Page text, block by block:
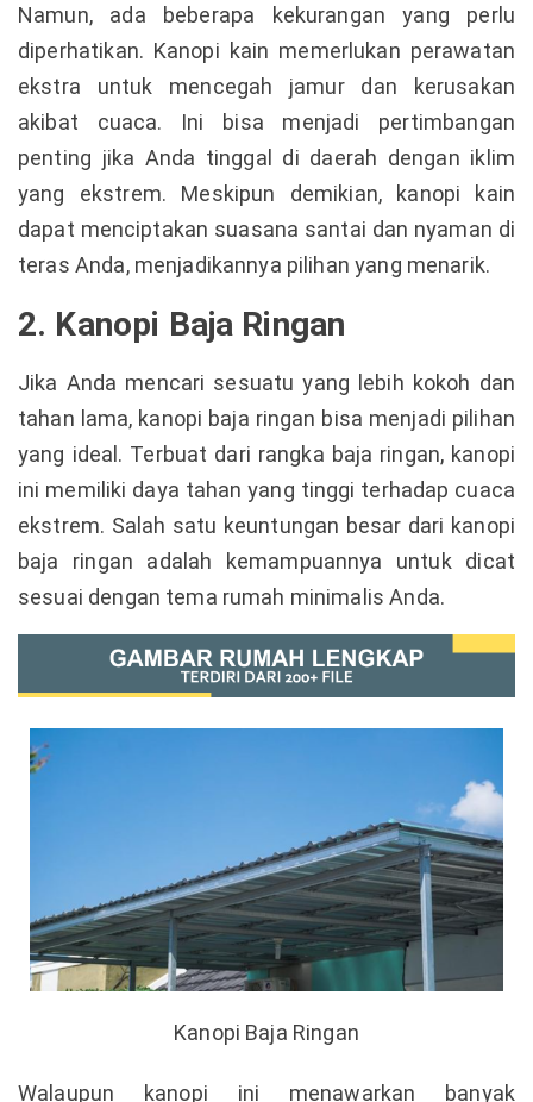
Namun, ada beberapa kekurangan yang perlu
diperhatikan. Kanopi kain memerlukan perawatan
ekstra untuk mencegah jamur dan kerusakan
akibat cuaca. Ini bisa menjadi pertimbangan
penting jika Anda tinggal di daerah dengan iklim
yang ekstrem. Meskipun demikian, kanopi kain
dapat menciptakan suasana santai dan nyaman di
teras Anda, menjadikannya pilihan yang menarik.
2. Kanopi Baja Ringan
Jika Anda mencari sesuatu yang lebih kokoh dan
tahan lama, kanopi baja ringan bisa menjadi pilihan
yang ideal. Terbuat dari rangka baja ringan, kanopi
ini memiliki daya tahan yang tinggi terhadap cuaca
ekstrem. Salah satu keuntungan besar dari kanopi
baja ringan adalah kemampuannya untuk dicat
sesuai dengan tema rumah minimalis Anda.
Kanopi Baja Ringan
Walaupun kanopi ini menawarkan banyak